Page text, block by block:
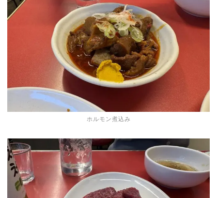
ホルモン煮込み